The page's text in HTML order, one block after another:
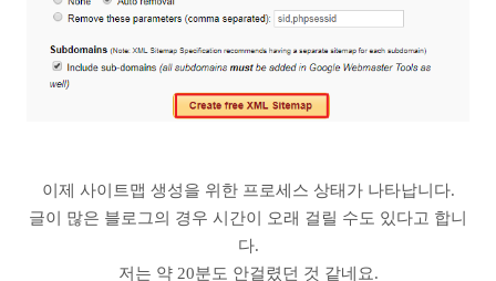
이제 사이트맵 생성을 위한 프로세스 상태가 나타납니다.
글이 많은 블로그의 경우 시간이 오래 걸릴 수도 있다고 합니
다.
저는 약 20분도 안걸렸던 것 같네요.